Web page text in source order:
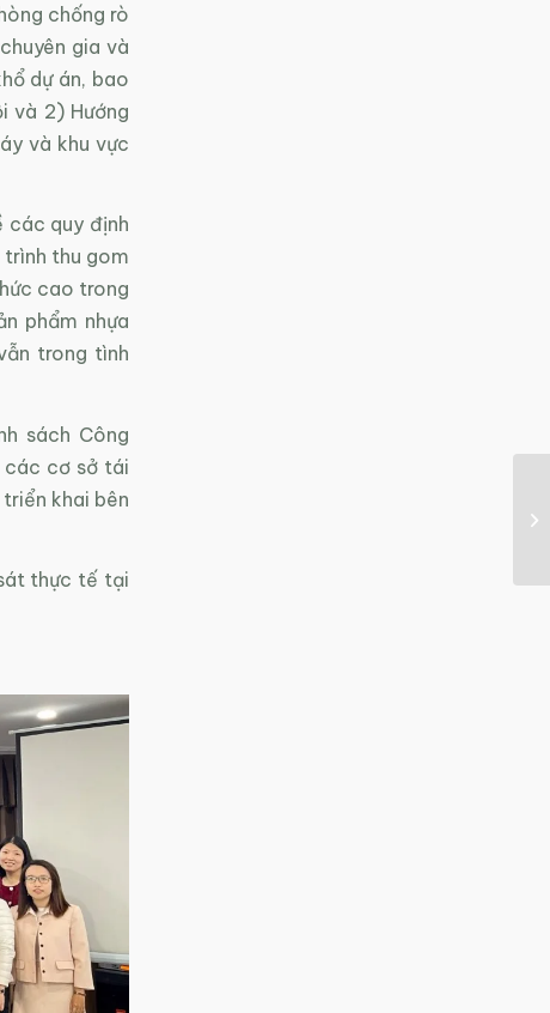
chống rò
gia và
dự án, bao
và 2) Hướng
và khu vực
các quy định
thu gom
cao trong
phẩm nhựa
trong tình
sách Công
các cơ sở tái
khai bên
thực tế tại